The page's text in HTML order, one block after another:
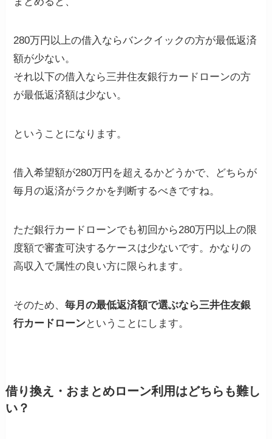
280万円以上の借入ならバンクイックの方が最低返済
額が少ない。
それ以下の借入なら三井住友銀行カードローンの方
が最低返済額は少ない。
ということになります。
借入希望額が280万円を超えるかどうかで、どちらが
毎月の返済がラクかを判断するべきですね。
ただ銀行カードローンでも初回から280万円以上の限
度額で審査可決するケースは少ないです。かなりの
高収入で属性の良い方に限られます。
そのため、毎月の最低返済額で選ぶなら三井住友銀
行カードローンということにします。
借り換え・おまとめローン利用はどちらも難し
い？